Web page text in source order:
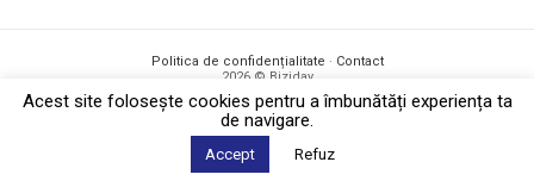
Politica de confidențialitate · Contact
2026 © Biziday
Acest site foloseşte cookies pentru a îmbunătăți experiența ta
de navigare.
Accept Refuz